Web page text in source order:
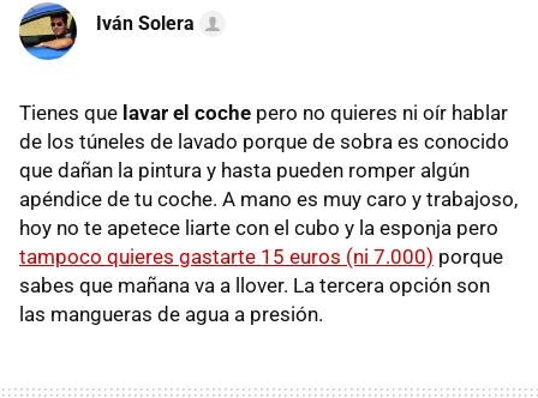
Iván Solera
Tienes que lavar el coche pero no quieres ni oír hablar
de los túneles de lavado porque de sobra es conocido
que dañan la pintura y hasta pueden romper algún
apéndice de tu coche. A mano es muy caro y trabajoso,
hoy no te apetece liarte con el cubo y la esponja pero
tampoco quieres gastarte 15 euros (ni 7.000) porque
sabes que mañana va a llover. La tercera opción son
las mangueras de agua a presión.